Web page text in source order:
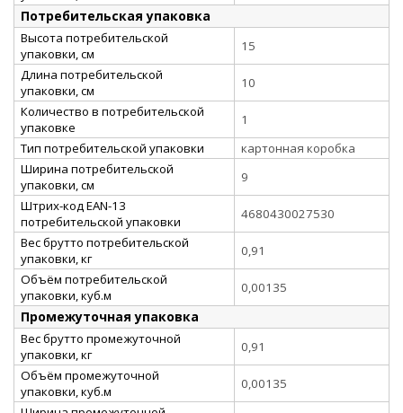
Потребительская упаковка
Высота потребительской
упаковки, см
15
Длина потребительской
упаковки, см
10
Количество в потребительской
упаковке
1
Тип потребительской упаковки
картонная коробка
Ширина потребительской
упаковки, см
9
Штрих-код EAN-13
потребительской упаковки
4680430027530
Вес брутто потребительской
упаковки, кг
0,91
Объём потребительской
упаковки, куб.м
0,00135
Промежуточная упаковка
Вес брутто промежуточной
упаковки, кг
0,91
Объём промежуточной
упаковки, куб.м
0,00135